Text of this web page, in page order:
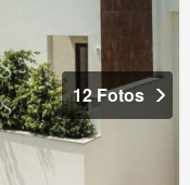
12 Fotos